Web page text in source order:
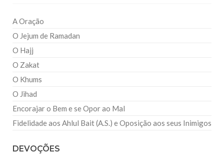
A Oração
O Jejum de Ramadan
O Hajj
O Zakat
O Khums
O Jihad
Encorajar o Bem e se Opor ao Mal
Fidelidade aos Ahlul Bait (A.S.) e Oposição aos seus Inimigos
DEVOÇÕES